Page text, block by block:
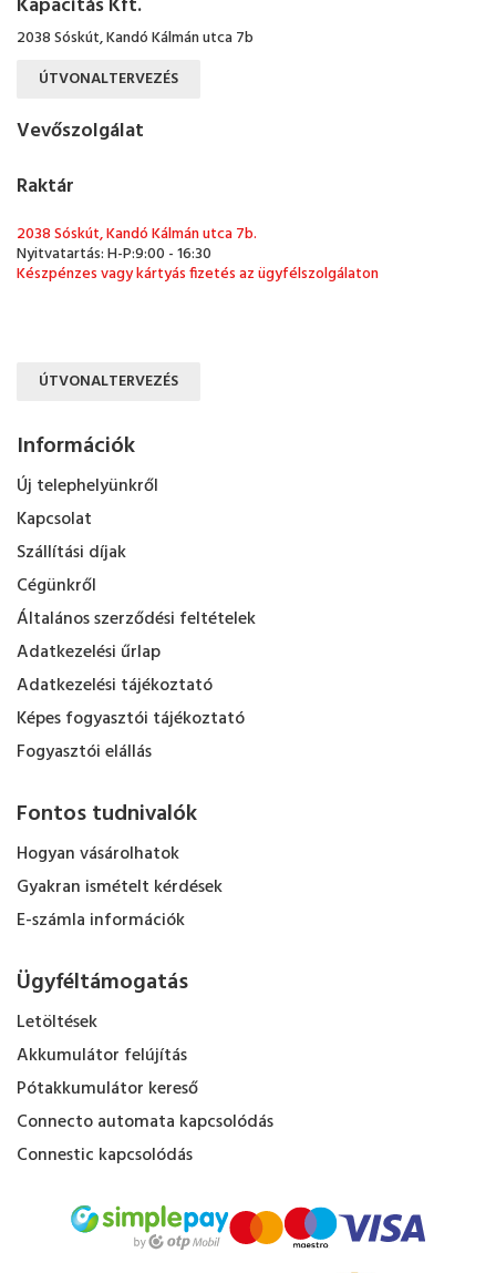
2038 Sóskút, Kandó Kálmán utca 7b
ÚTVONALTERVEZÉS
Vevőszolgálat
Raktár
2038 Sóskút, Kandó Kálmán utca 7b.
Nyitvatartás: H-P:9:00 - 16:30
Készpénzes vagy kártyás fizetés az ügyfélszolgálaton
ÚTVONALTERVEZÉS
Információk
Új telephelyünkről
Kapcsolat
Szállítási díjak
Cégünkről
Általános szerződési feltételek
Adatkezelési űrlap
Adatkezelési tájékoztató
Képes fogyasztói tájékoztató
Fogyasztói elállás
Fontos tudnivalók
Hogyan vásárolhatok
Gyakran ismételt kérdések
E-számla információk
Ügyféltámogatás
Letöltések
Akkumulátor felújítás
Pótakkumulátor kereső
Connecto automata kapcsolódás
Connestic kapcsolódás